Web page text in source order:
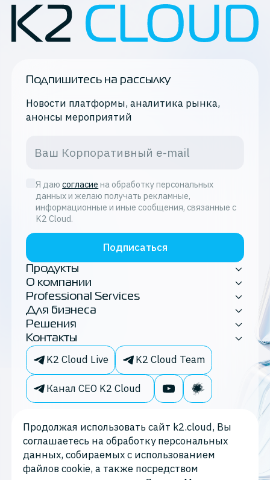
Подпишитесь на рассылку
Новости платформы, аналитика рынка,
анонсы мероприятий
Я даю согласие на обработку персональных
данных и желаю получать рекламные,
информационные и иные сообщения, связанные с
K2 Cloud.
Подписаться
Продукты
О компании
Professional Services
Для бизнеса
Решения
Контакты
K2 Cloud Live K2 Cloud Team
Канал CEO K2 Cloud
Продолжая использовать сайт k2.cloud, Вы
соглашаетесь на обработку персональных
данных, собираемых с использованием
файлов cookie, а также посредством